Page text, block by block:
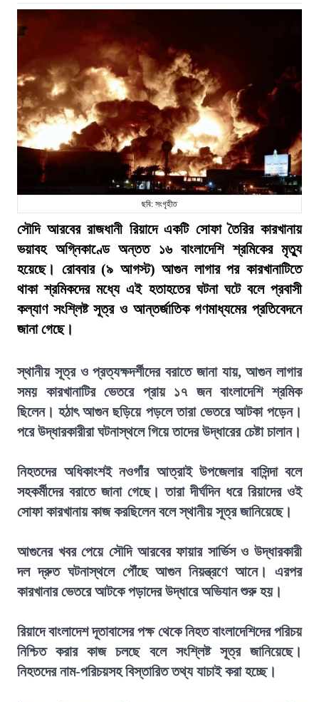
ছবি: সংগৃহীত
সৌদি আরবের রাজধানী রিয়াদে একটি সোফা তৈরির কারখানায়
ভয়াবহ অগ্নিকাণ্ডে অন্তত ১৬ বাংলাদেশি শ্রমিকের মৃত্যু
হয়েছে। রোববার (৯ আগস্ট) আগুন লাগার পর কারখানাটিতে
থাকা শ্রমিকদের মধ্যে এই হতাহতের ঘটনা ঘটে বলে প্রবাসী
কল্যাণ সংশ্লিষ্ট সূত্র ও আন্তর্জাতিক গণমাধ্যমের প্রতিবেদনে
জানা গেছে।
স্থানীয় সূত্র ও প্রত্যক্ষদর্শীদের বরাতে জানা যায়, আগুন লাগার
সময় কারখানাটির ভেতরে প্রায় ১৭ জন বাংলাদেশি শ্রমিক
ছিলেন। হঠাৎ আগুন ছড়িয়ে পড়লে তারা ভেতরে আটকা পড়েন।
পরে উদ্ধারকারীরা ঘটনাস্থলে গিয়ে তাদের উদ্ধারের চেষ্টা চালান।
নিহতদের অধিকাংশই নওগাঁর আত্রাই উপজেলার বাসিন্দা বলে
সহকর্মীদের বরাতে জানা গেছে। তারা দীর্ঘদিন ধরে রিয়াদের ওই
সোফা কারখানায় কাজ করছিলেন বলে স্থানীয় সূত্র জানিয়েছে।
আগুনের খবর পেয়ে সৌদি আরবের ফায়ার সার্ভিস ও উদ্ধারকারী
দল দ্রুত ঘটনাস্থলে পৌঁছে আগুন নিয়ন্ত্রণে আনে। এরপর
কারখানার ভেতরে আটকে পড়াদের উদ্ধারে অভিযান শুরু হয়।
রিয়াদে বাংলাদেশ দূতাবাসের পক্ষ থেকে নিহত বাংলাদেশিদের পরিচয়
নিশ্চিত করার কাজ চলছে বলে সংশ্লিষ্ট সূত্র জানিয়েছে।
নিহতদের নাম-পরিচয়সহ বিস্তারিত তথ্য যাচাই করা হচ্ছে।